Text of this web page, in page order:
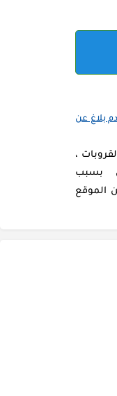
بلاغ عن
،
بسبب
الموقع